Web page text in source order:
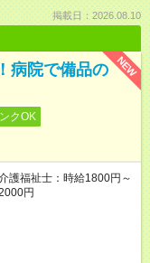
掲載日：2026.08.10
NEW
病院で備品の
クOK
護福祉士：時給1800円～
円